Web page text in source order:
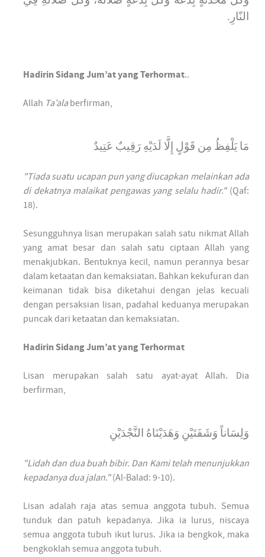
النّارِ.
Hadirin Sidang Jum’at yang Terhormat..
Allah Ta’alaberfirman,
مَا يَلْفِظُ مِن قَوْلٍ إِلَّا لَدَيْهِ رَقِيبٌ عَتِيدٌ
"Tiada suatu ucapan pun yang diucapkan melainkan ada
di dekatnya malaikat pengawas yang selalu hadir."(Qaf:
18).
Sesungguhnya lisan merupakan salah satu nikmat Allah
yang amat besar dan salah satu ciptaan Allah yang
menakjubkan. Bentuknya kecil, namun perannya besar
dalam ketaatan dan kemaksiatan. Bahkan kekufuran dan
keimanan tidak bisa diketahui dengan jelas kecuali
dengan persaksian lisan, padahal keduanya merupakan
puncak dari ketaatan dan kemaksiatan.
Hadirin Sidang Jum’at yang Terhormat
Lisan merupakan salah satu ayat-ayat Allah. Dia
berfirman,
وَلِسَاناً وَشَفَتَيْنِ وَهَدَيْنَاهُ النَّجْدَيْنِ
"Lidah dan dua buah bibir. Dan Kami telah menunjukkan
kepadanya dua jalan."(Al-Balad: 9-10).
Lisan adalah raja atas semua anggota tubuh. Semua
tunduk dan patuh kepadanya. Jika ia lurus, niscaya
semua anggota tubuh ikut lurus. Jika ia bengkok, maka
bengkoklah semua anggota tubuh.